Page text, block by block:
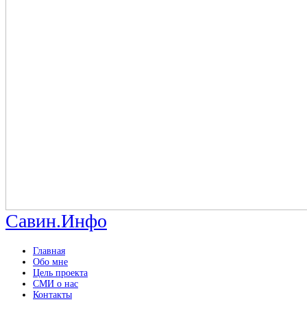
Савин.Инфо
Главная
Обо мне
Цель проекта
СМИ о нас
Контакты